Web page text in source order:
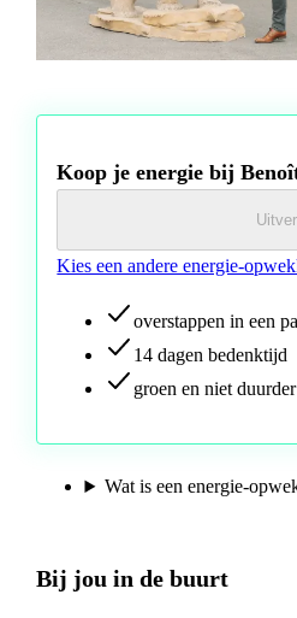
Wil je meer weten over Benoît?
Koop je energie bij
Kies een andere energie-
overstappen in een
14 dagen bedenktijd
groen en niet duurder
Wat is een energie-
Bij jou in de buurt